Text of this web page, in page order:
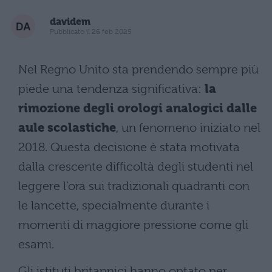
davidem
Pubblicato il 26 feb 2025
Nel Regno Unito sta prendendo sempre più
piede una tendenza significativa: la
rimozione degli orologi analogici dalle
aule scolastiche, un fenomeno iniziato nel
2018. Questa decisione è stata motivata
dalla crescente difficoltà degli studenti nel
leggere l’ora sui tradizionali quadranti con
le lancette, specialmente durante i
momenti di maggiore pressione come gli
esami.